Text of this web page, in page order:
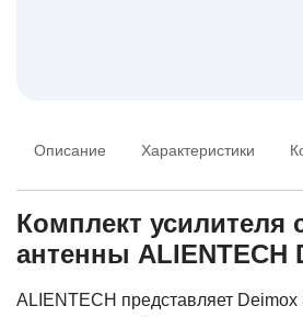
Описание Характеристики
Комплект усилителя
антенны ALIENTECH
ALIENTECH представляет